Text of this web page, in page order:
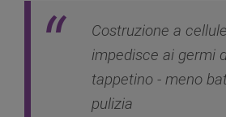
Costruzione a
impedisce ai germi
tappetino - meno
pulizia